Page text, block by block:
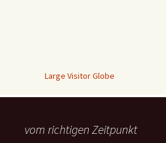
Large Visitor Globe
vom richtigen Zeitpunkt